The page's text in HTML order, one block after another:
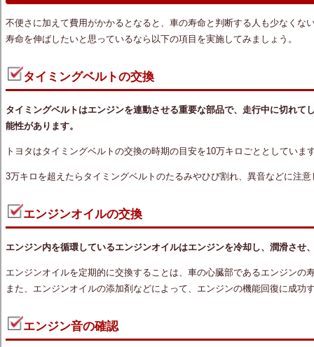
不便さに加えて費用がかかるとなると、車の寿命と判断する人も少なくな
寿命を伸ばしたいと思っているなら以下の項目を実施してみましょう。
タイミングベルトの交換
タイミングベルトはエンジンを連動させる重要な部品で、走行中に切れて
能性があります。
トヨタはタイミングベルトの交換の時期の目安を10万キロごととしていま
3万キロを超えたらタイミングベルトのたるみやひび割れ、異音などに注意
エンジンオイルの交換
エンジン内を循環しているエンジンオイルはエンジンを冷却し、潤滑させ
エンジンオイルを定期的に交換することは、車の心臓部であるエンジンの
また、エンジンオイルの添加剤などによって、エンジンの機能回復に成功
エンジン音の確認